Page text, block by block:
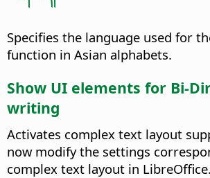
Specifies the language used for
function in Asian alphabets.
Show UI elements for Bi-
writing
Activates complex text layout
now modify the settings
complex text layout in LibreOffice.